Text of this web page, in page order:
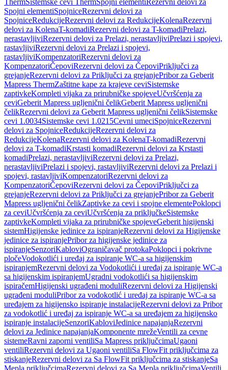
ThermSistemske cevi ThermSpojni elementi Rezervni delovi za
Spojni elementiSpojniceRezervni delovi za
SpojniceRedukcijeRezervni delovi za RedukcijeKolenaRezervni
delovi za KolenaT-komadiRezervni delovi za T-komadiPrelazi,
nerastavljiviRezervni delovi za Prelazi, nerastavljiviPrelazi i spojevi,
rastavljiviRezervni delovi za Prelazi i spojevi,
rastavljiviKompenzatoriRezervni delovi za
KompenzatoriČepoviRezervni delovi za ČepoviPriključci za
grejanjeRezervni delovi za Priključci za grejanjePribor za Geberit
Mapress ThermZaštitne kape za krajeve ceviSistemske
zaptivkeKompleti vijaka za prirubničke spojeveUčvršćenja za
ceviGeberit Mapress ugljenični čelikGeberit Mapress ugljenični
čelikRezervni delovi za Geberit Mapress ugljenični čelikSistemske
cevi 1.0034Sistemske cevi 1.0215Cevni umeciSpojniceRezervni
delovi za SpojniceRedukcijeRezervni delovi za
RedukcijeKolenaRezervni delovi za KolenaT-komadiRezervni
delovi za T-komadiKrstasti komadiRezervni delovi za Krstasti
komadiPrelazi, nerastavljiviRezervni delovi za Prelazi,
nerastavljiviPrelazi i spojevi, rastavljiviRezervni delovi za Prelazi i
spojevi, rastavljiviKompenzatoriRezervni delovi za
KompenzatoriČepoviRezervni delovi za ČepoviPriključci za
grejanjeRezervni delovi za Priključci za grejanjePribor za Geberit
Mapress ugljenični čelikZaptivke za cevi i spojne elementePoklopci
za ceviUčvršćenja za ceviUčvršćenja za priključkeSistemske
zaptivkeKompleti vijaka za prirubničke spojeveGeberit higijenski
sistemHigijenske jedinice za ispiranjeRezervni delovi za Higijenske
jedinice za ispiranjePribor za higijenske jedinice za
ispiranjeSenzoriKabloviOgraničavač protokaPoklopci i pokrivne
pločeVodokotlići i uređaj za ispiranje WC-a sa higijenskim
ispiranjemRezervni delovi za Vodokotlići i uređaj za ispiranje WC-a
sa higijenskim ispiranjemUgradni vodokotlići sa higijenskim
ispiračemHigijenski ugrađeni moduliRezervni delovi za Higijenski
ugrađeni moduliPribor za vodokotlić i uređaj za ispiranje WC-a sa
uređajem za higijensko ispiranje instalacijeRezervni delovi za Pribor
za vodokotlić i uređaj za ispiranje WC-a sa uređajem za higijensko
ispiranje instalacijeSenzoriKabloviJedinice napajanjaRezervni
delovi za Jedinice napajanjaKomponente mrežeVentili za cevne
sistemeRavni zaporni ventiliSa Mapress priključcimaUgaoni
ventiliRezervni delovi za Ugaoni ventiliSa FlowFit priključcima za
stiskanjeRezervni delovi za Sa FlowFit priključcima za stiskanjeSa
Mepla priključcimaRezervni delovi za Sa Mepla priključcimaVentili